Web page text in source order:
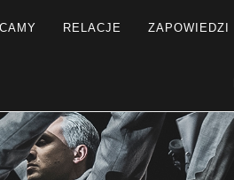
RELACJE ZAPOWIEDZI